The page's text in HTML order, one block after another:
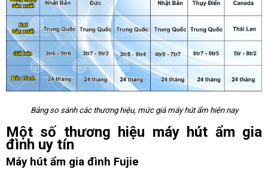
Bảng so sánh các thương hiệu, mức giá máy hút ẩm hiện nay
Một số thương hiệu máy hút ẩm gia
đình uy tín
Máy hút ẩm gia đình Fujie